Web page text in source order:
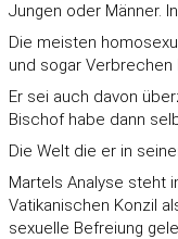
Jungen oder Männer.
Die meisten
und sogar
Er sei auch davon
Bischof habe dann
Die Welt die er in
Martels Analyse steht
Vatikanischen Konzil
sexuelle Befreiung